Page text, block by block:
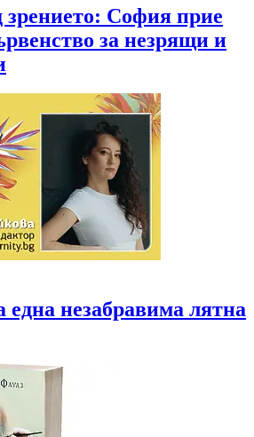
София прие
за незрящи и
една незабравима лятна